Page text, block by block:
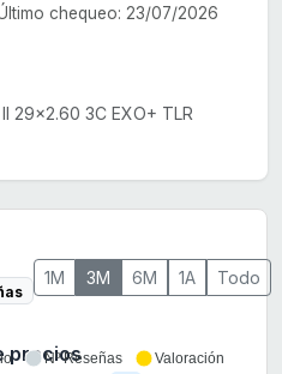
chequeo: 23/07/2026
29x2.60 3C EXO+ TLR
1M 3M 6M 1A Todo
precios
Nº Reseñas Valoración